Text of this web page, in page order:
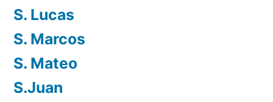
S. Lucas
S. Marcos
S. Mateo
S.Juan